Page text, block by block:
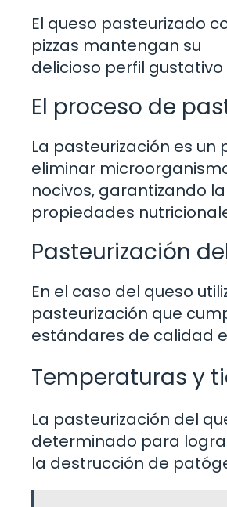
El queso pasteurizado
pizzas mantengan su
delicioso perfil
El proceso de
La pasteurización es
eliminar
nocivos, garantizando
propiedades
Pasteurización
En el caso del queso
pasteurización que
estándares de calidad
Temperaturas y
La pasteurización del
determinado para
la destrucción de